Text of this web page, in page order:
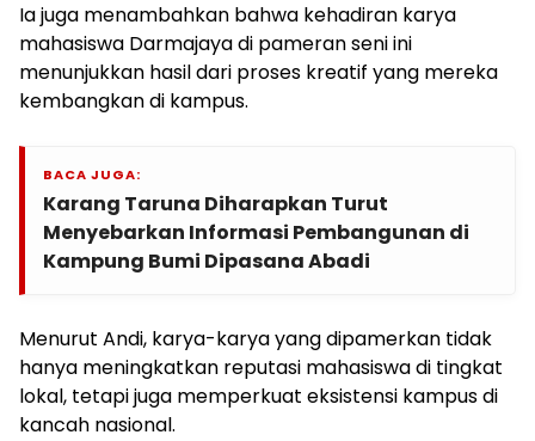
Ia juga menambahkan bahwa kehadiran karya
mahasiswa Darmajaya di pameran seni ini
menunjukkan hasil dari proses kreatif yang mereka
kembangkan di kampus.
BACA JUGA:
Karang Taruna Diharapkan Turut
Menyebarkan Informasi Pembangunan di
Kampung Bumi Dipasana Abadi
Menurut Andi, karya-karya yang dipamerkan tidak
hanya meningkatkan reputasi mahasiswa di tingkat
lokal, tetapi juga memperkuat eksistensi kampus di
kancah nasional.